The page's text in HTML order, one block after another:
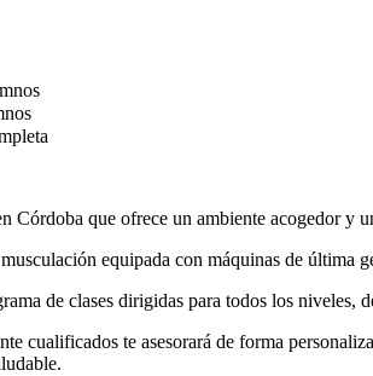
Córdoba que ofrece un ambiente acogedor y
equipada con máquinas de
de clases dirigidas para todos los
cualificados te asesorará de forma